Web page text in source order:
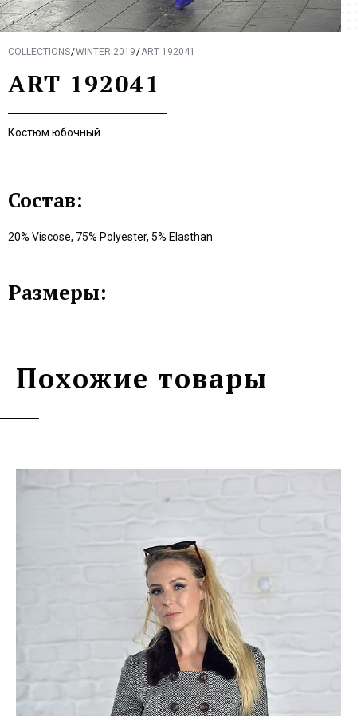
COLLECTIONS WINTER 2019 ART 192041
ART 192041
Костюм юбочный
Состав:
20% Viscose, 75% Polyester, 5% Elasthan
Размеры:
Похожие товары